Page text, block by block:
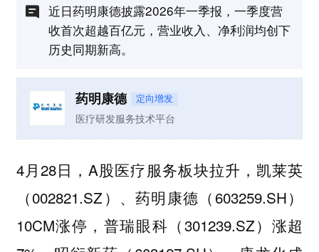
近日药明康德披露2026年一季报，一季度营
收首次超越百亿元，营业收入、净利润均创下
历史同期新高。
药明康德 定向增发
医疗研发服务技术平台
4月28日，A股医疗服务板块拉升，凯莱英
（002821.SZ）、药明康德（603259.SH）
10CM涨停，普瑞眼科（301239.SZ）涨超